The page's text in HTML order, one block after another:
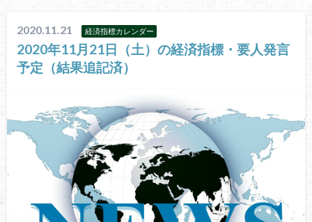
2020.11.21 経済指標カレンダー
2020年11月21日（土）の経済指標・要人発言
予定（結果追記済）